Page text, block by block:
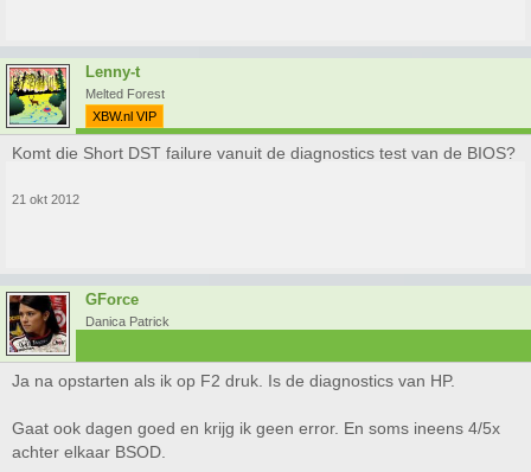
Lenny-t
Melted Forest
XBW.nl VIP
Komt die Short DST failure vanuit de diagnostics test van de BIOS?
21 okt 2012
GForce
Danica Patrick
Ja na opstarten als ik op F2 druk. Is de diagnostics van HP.
Gaat ook dagen goed en krijg ik geen error. En soms ineens 4/5x
achter elkaar BSOD.